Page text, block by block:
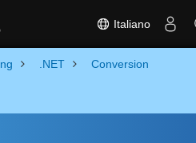
Italiano
.NET Conversion